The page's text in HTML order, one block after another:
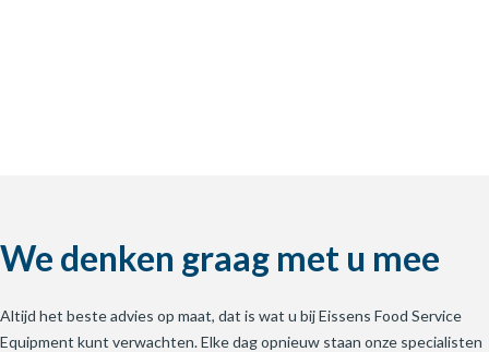
We denken graag met u mee
Altijd het beste advies op maat, dat is wat u bij Eissens Food Service
Equipment kunt verwachten. Elke dag opnieuw staan onze specialisten